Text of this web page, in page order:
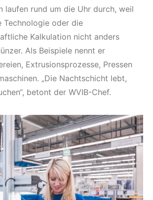
laufen rund um die Uhr durch, weil
Technologie oder die
Kalkulation nicht anders
Als Beispiele nennt er
Extrusionsprozesse, Pressen
„Die Nachtschicht lebt,
betont der WVIB-Chef.